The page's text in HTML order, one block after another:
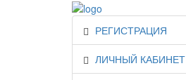
РЕГИСТРАЦИЯ
ЛИЧНЫЙ КАБИНЕТ